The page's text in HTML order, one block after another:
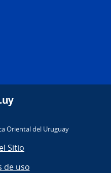
Oriental del Uruguay
Sitio
de uso